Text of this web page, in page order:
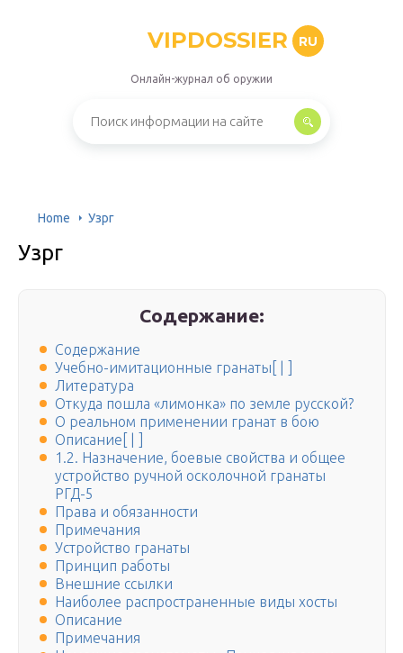
VIPDOSSIER RU
Онлайн-журнал об оружии
Home Узрг
Узрг
Содержание:
Содержание
Учебно-имитационные гранаты[ | ]
Литература
Откуда пошла «лимонка» по земле русской?
О реальном применении гранат в бою
Описание[ | ]
1.2. Назначение, боевые свойства и общее
устройство ручной осколочной гранаты
РГД-5
Права и обязанности
Примечания
Устройство гранаты
Принцип работы
Внешние ссылки
Наиболее распространенные виды хосты
Описание
Примечания